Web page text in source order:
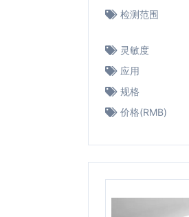
检测范围
灵敏度
应用
规格
价格(RMB)